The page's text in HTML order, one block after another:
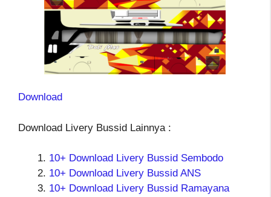
Download
Download Livery Bussid Lainnya :
10+ Download Livery Bussid Sembodo
10+ Download Livery Bussid ANS
10+ Download Livery Bussid Ramayana